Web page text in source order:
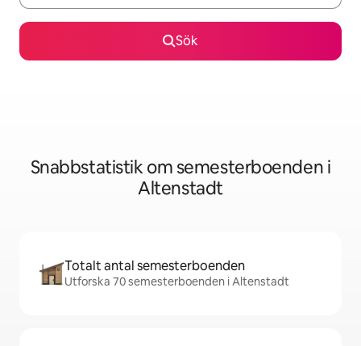
Sök
Snabbstatistik om semesterboenden i
Altenstadt
Totalt antal semesterboenden
Utforska 70 semesterboenden i Altenstadt